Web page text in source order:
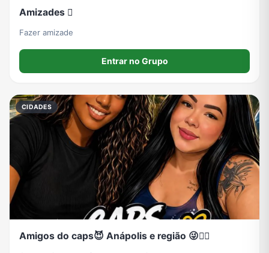
Amizades 🫯
Fazer amizade
Entrar no Grupo
CIDADES
Amigos do caps😈 Anápolis e região 😜❤️‍🔥